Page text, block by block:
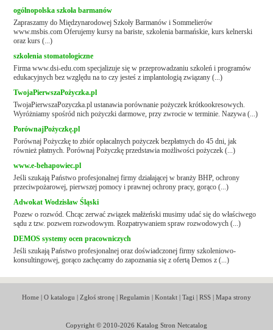
ogólnopolska szkoła barmanów
Zapraszamy do Międzynarodowej Szkoły Barmanów i Sommelierów
www.msbis.com Oferujemy kursy na bariste, szkolenia barmańskie, kurs kelnerski
oraz kurs (...)
szkolenia stomatologiczne
Firma www.dsi-edu.com specjalizuje się w przeprowadzaniu szkoleń i programów
edukacyjnych bez względu na to czy jesteś z implantologią związany (...)
TwojaPierwszaPożyczka.pl
TwojaPierwszaPozyczka.pl ustanawia porównanie pożyczek krótkookresowych.
Wyróżniamy spośród nich pożyczki darmowe, przy zwrocie w terminie. Nazywa (...)
PorównajPożyczkę.pl
Porównaj Pożyczkę to zbiór opłacalnych pożyczek bezpłatnych do 45 dni, jak
również płatnych. Porównaj Pożyczkę przedstawia możliwości pożyczek (...)
www.e-behapowiec.pl
Jeśli szukają Państwo profesjonalnej firmy działającej w branży BHP, ochrony
przeciwpożarowej, pierwszej pomocy i prawnej ochrony pracy, gorąco (...)
Adwokat Wodzisław Śląski
Pozew o rozwód. Chcąc zerwać związek małżeński musimy udać się do właściwego
sądu z tzw. pozwem rozwodowym. Rozpatrywaniem spraw rozwodowych (...)
DEMOS systemy ocen pracowniczych
Jeśli szukają Państwo profesjonalnej oraz doświadczonej firmy szkoleniowo-
konsultingowej, gorąco zachęcamy do zapoznania się z ofertą Demos z (...)
Home| O katalogu | Zgłoś stronę| Regulamin | Kontakt| Tagi | RSS| Mapa strony
Copyright © 2010-2026 Katalog Stron Netcatalog